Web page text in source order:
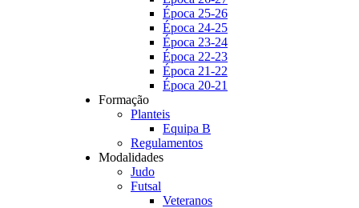
Época 25-26
Época 24-25
Época 23-24
Época 22-23
Época 21-22
Época 20-21
Formação
Planteis
Equipa B
Regulamentos
Modalidades
Judo
Futsal
Veteranos